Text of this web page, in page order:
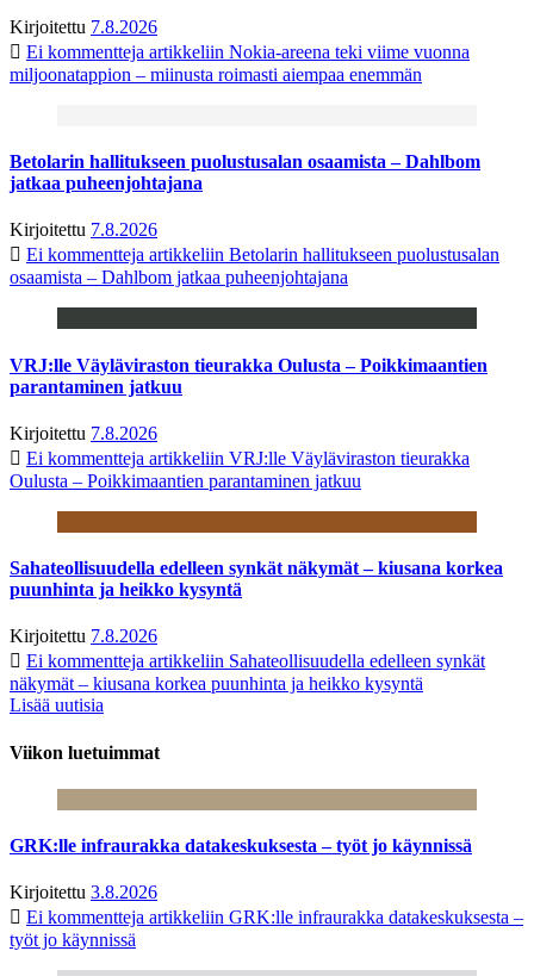
Kirjoitettu 7.8.2026
Ei kommentteja artikkeliin Nokia-areena teki viime vuonna
miljoonatappion – miinusta roimasti aiempaa enemmän
Betolarin hallitukseen puolustusalan osaamista – Dahlbom
jatkaa puheenjohtajana
Kirjoitettu 7.8.2026
Ei kommentteja artikkeliin Betolarin hallitukseen puolustusalan
osaamista – Dahlbom jatkaa puheenjohtajana
VRJ:lle Väyläviraston tieurakka Oulusta – Poikkimaantien
parantaminen jatkuu
Kirjoitettu 7.8.2026
Ei kommentteja artikkeliin VRJ:lle Väyläviraston tieurakka
Oulusta – Poikkimaantien parantaminen jatkuu
Sahateollisuudella edelleen synkät näkymät – kiusana korkea
puunhinta ja heikko kysyntä
Kirjoitettu 7.8.2026
Ei kommentteja artikkeliin Sahateollisuudella edelleen synkät
näkymät – kiusana korkea puunhinta ja heikko kysyntä
Lisää uutisia
Viikon luetuimmat
GRK:lle infraurakka datakeskuksesta – työt jo käynnissä
Kirjoitettu 3.8.2026
Ei kommentteja artikkeliin GRK:lle infraurakka datakeskuksesta –
työt jo käynnissä